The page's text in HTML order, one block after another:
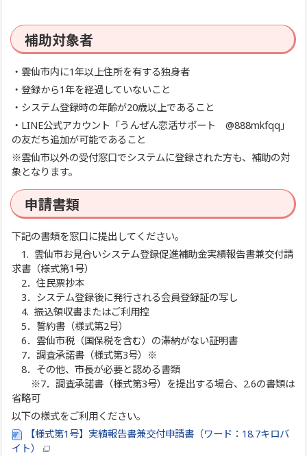
補助対象者
・雲仙市内に1年以上住所を有する独身者
・登録から1年を経過していないこと
・システム登録時の年齢が20歳以上であること
・LINE公式アカウント「うんぜん恋活サポート @888mkfqq」
の友だち追加が可能であること
※雲仙市以外の受付窓口でシステムに登録された方も、補助の対
象となります。
申請書類
下記の書類を窓口に提出してください。
1. 雲仙市お見合いシステム登録促進補助金実績報告書兼交付請
求書（様式第1号）
2．住民票抄本
3．システム登録後に発行される会員登録証の写し
4. 振込領収書またはご利用控
5．誓約書（様式第2号）
6．雲仙市税（国保税を含む）の滞納がない証明書
7．調査承諾書（様式第3号）※
8．その他、市長が必要と認める書類
※7．調査承諾書（様式第3号）を提出する場合、2.6の書類は
省略可
以下の様式をご利用ください。
【様式第1号】実績報告書兼交付申請書（ワード：18.7キロバ
イト）